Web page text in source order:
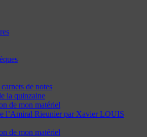
de notes
la quinzaine
de mon matériel
l’Amiral Rieunier par Xavier LOUIS
de mon matériel